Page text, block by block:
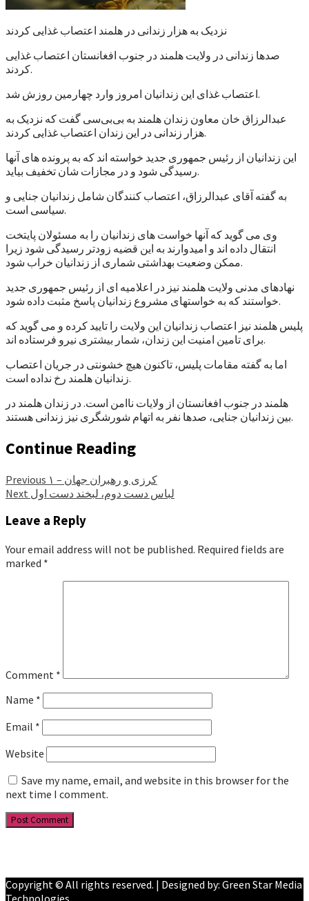
نزدیک به هزار زندانی در هلمند اعتصاب غذایی کردند
صدها زندانی در ولایت هلمند در جنوب افغانستان اعتصاب غذایی
کردند.
اعتصاب غذای این زندانیان امروز وارد چهارمین روزش شد.
عبدالرزاق خان معاون زندان هلمند به بی‌بی‌سی گفت که نزدیک به
هزار زندانی در این زندان اعتصاب غذایی کردند.
این زندانیان از رئیس جمهوری جدید خواسته اند که به پرونده های آنها
رسیدگی شود و در مجازات شان تخفیف بیاید.
به گفته آقای عبدالرزاق، اعتصاب کنندگان شامل زندانیان جنایی و
سیاسی است.
وی می گوید که آنها خواست های زندانیان را به مسئولان پایتخت
انتقال داده اند و امیدوارند به این قضیه زودتر رسیدگی شود زیرا
ممکن وضعیت بهداشتی شماری از زندانیان خراب شود.
نهادهای مدنی ولایت هلمند نیز در اعلامیه ای از رئیس جمهوری جدید
خواستند که به خواستهای مشروع زندانیان پاسخ مثبت داده شود.
پلیس هلمند نیز اعتصاب زندانیان این ولایت را تایید کرده و می گوید که
برای تامین امنیت این زندان، شمار بیشتری نیرو فرستاده اند.
اما به گفته مقامات پلیس، تاکنون هیچ خشونتی در جریان اعتصاب
زندانیان هلمند رخ نداده است.
هلمند در جنوب افغانستان از ولایات ناامن است. در زندان هلمند در
بین زندانیان جنایی، صدها نفر به اتهام شورشگری نیز زندانی هستند.
Continue Reading
Previous
کرزی و رهبران جهان – ۱
Next لباس دست دوم، لبخند دست اول
Leave a Reply
Your email address will not be published. Required fields are
marked *
Comment *
Name *
Email *
Website
Save my name, email, and website in this browser for the
next time I comment.
Copyright © All rights reserved. | Designed by: Green Star Media